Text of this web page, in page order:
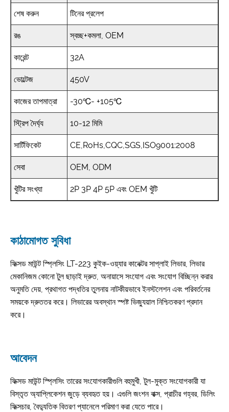
শেষ করুন টিনের প্রলেপ
রঙ স্বচ্ছ+কমলা, OEM
কারেন্ট 32A
ভোল্টেজ 450V
কাজের তাপমাত্রা -30℃- +105℃
স্ট্রিপ দৈর্ঘ্য 10-12 মিমি
সার্টিফিকেট CE,RoHs,CQC,SGS,ISO9001:2008
সেবা OEM, ODM
খুঁটির সংখ্যা 2P 3P 4P 5P এবং OEM খুঁটি
কাঠামোগত সুবিধা
ফিক্সড মাউন্ট স্প্লিসিং LT-223 কুইক-ওয়্যার কানেক্টর সাপ্লাই লিভার, লিভার
মেকানিজম কোনো টুল ছাড়াই দ্রুত, অনায়াসে সংযোগ এবং সংযোগ বিচ্ছিন্ন করার
অনুমতি দেয়, প্রথাগত পদ্ধতির তুলনায় নাটকীয়ভাবে ইনস্টলেশন এবং পরিবর্তনের
সময়কে দ্রুততর করে। লিভারের অবস্থান স্পষ্ট ভিজ্যুয়াল নিশ্চিতকরণ প্রদান
করে।
আবেদন
ফিক্সড মাউন্ট স্প্লিসিং তারের সংযোগকারীগুলি বহুমুখী, টুল-মুক্ত সংযোগকারী যা
বিস্তৃত অ্যাপ্লিকেশন জুড়ে ব্যবহৃত হয়। এগুলি জংশন বাক্স, প্রাচীর গহ্বর, ডিলিং
ফিক্সচার, বৈদ্যুতিক বিতরণ প্যানেলে পরিমাণ করা যেতে পারে।